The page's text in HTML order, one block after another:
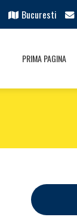
Bucuresti
PRIMA PAGINA